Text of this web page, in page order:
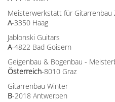
Meisterwerkstatt für Gitarrenbau
A-3350 Haag
Jablonski Guitars
A-4822 Bad Goisern
Geigenbau & Bogenbau -
Österreich-8010 Graz
Gitarrenbau Winter
B-2018 Antwerpen